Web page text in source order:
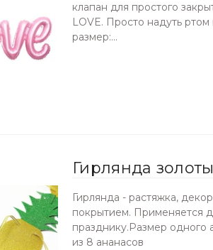
клапан для простого
LOVE. Просто надуть
размер:...
Гирлянда
Гирлянда - растяжка,
покрытием. Применяется
празднику.Размер одного
из 8 ананасов